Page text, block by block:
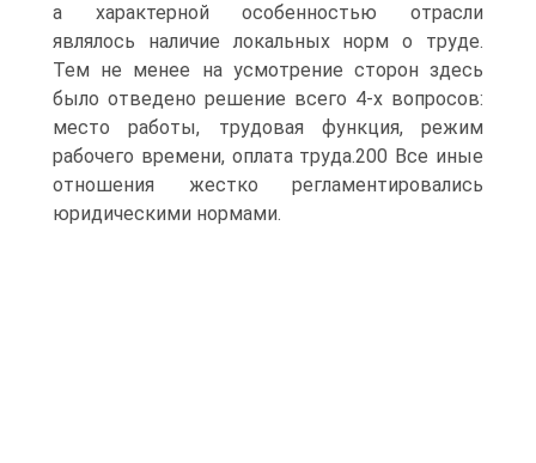
а характерной особенностью отрасли
являлось наличие локальных норм о труде.
Тем не менее на усмотрение сторон здесь
было отведено решение всего 4-х вопросов:
место работы, трудовая функция, режим
рабочего времени, оплата труда.200 Все иные
отношения жестко регламентировались
юридическими нормами.